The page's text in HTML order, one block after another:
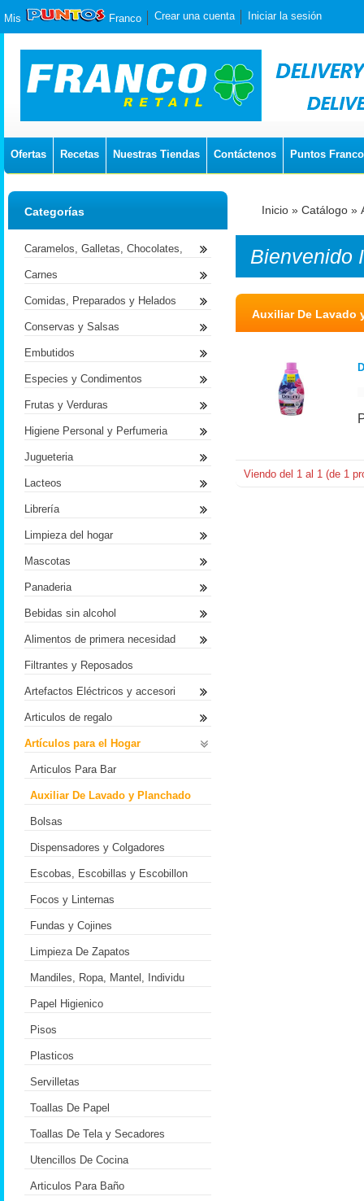
Mis Franco Crear una cuenta Iniciar la sesión
Ofertas Recetas Nuestras Tiendas Contáctenos Puntos Franco
Inicio » Catálogo »
Bienvenido
Auxiliar De Lavado
Viendo del 1 al 1 (de 1
Categorías
Caramelos, Galletas, Chocolates,
Carnes
Comidas, Preparados y Helados
Conservas y Salsas
Embutidos
Especies y Condimentos
Frutas y Verduras
Higiene Personal y Perfumeria
Jugueteria
Lacteos
Librería
Limpieza del hogar
Mascotas
Panaderia
Bebidas sin alcohol
Alimentos de primera necesidad
Filtrantes y Reposados
Artefactos Eléctricos y accesori
Articulos de regalo
Artículos para el Hogar
Articulos Para Bar
Auxiliar De Lavado y Planchado
Bolsas
Dispensadores y Colgadores
Escobas, Escobillas y Escobillon
Focos y Linternas
Fundas y Cojines
Limpieza De Zapatos
Mandiles, Ropa, Mantel, Individu
Papel Higienico
Pisos
Plasticos
Servilletas
Toallas De Papel
Toallas De Tela y Secadores
Utencillos De Cocina
Articulos Para Baño